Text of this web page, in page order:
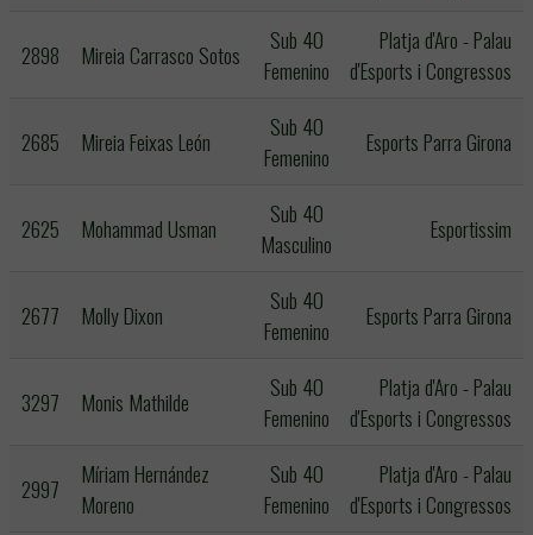
2898 Mireia Carrasco Sotos
Sub 40
Femenino
Platja d'Aro - Palau
d'Esports i Congressos
2685 Mireia Feixas León
Sub 40
Femenino
Esports Parra Girona
2625 Mohammad Usman
Sub 40
Masculino
Esportissim
2677 Molly Dixon
Sub 40
Femenino
Esports Parra Girona
3297 Monis Mathilde
Sub 40
Femenino
Platja d'Aro - Palau
d'Esports i Congressos
2997
Míriam Hernández
Moreno
Sub 40
Femenino
Platja d'Aro - Palau
d'Esports i Congressos